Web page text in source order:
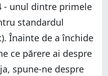
- unul dintre primele
standardul
Înainte de a închide
ce părere ai despre
spune-ne despre